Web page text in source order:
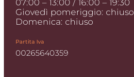
07:00 – 13:00 / 16:00 – 19:30
Giovedì pomeriggio: chiuso
Domenica: chiuso
Partita Iva
00265640359